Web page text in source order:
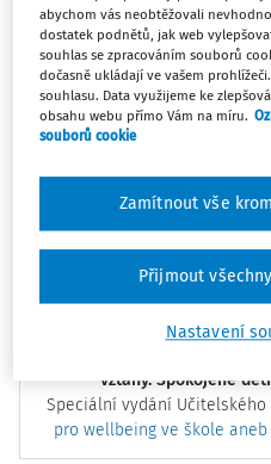
škole vytvářet
prostředí, ve kterém se
rozvíjet se?
Každý týden může být
Organizace zapojené v
Partnerství pro vzdělávání
kalendář pokrývající celý
drobnými aktivitami -
vztahy. Spokojené
Speciální vydání
pro wellbeing ve škole aneb
abychom vás neobtěžovali
dostatek podnětů, jak web
souhlas se zpracováním souborů
dočasně ukládají ve vašem
souhlasu. Data využijeme ke
obsahu webu přímo Vám na míru.
souborů cookie
Nastavení
Zamítnout vše
Přijmout